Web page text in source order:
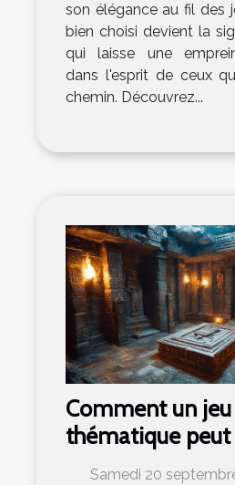
son élégance au fil des
bien choisi devient la
qui laisse une
dans l'esprit de ceux
chemin. Découvrez...
Comment un
thématique
l'esprit d'équipe ?
Samedi 20